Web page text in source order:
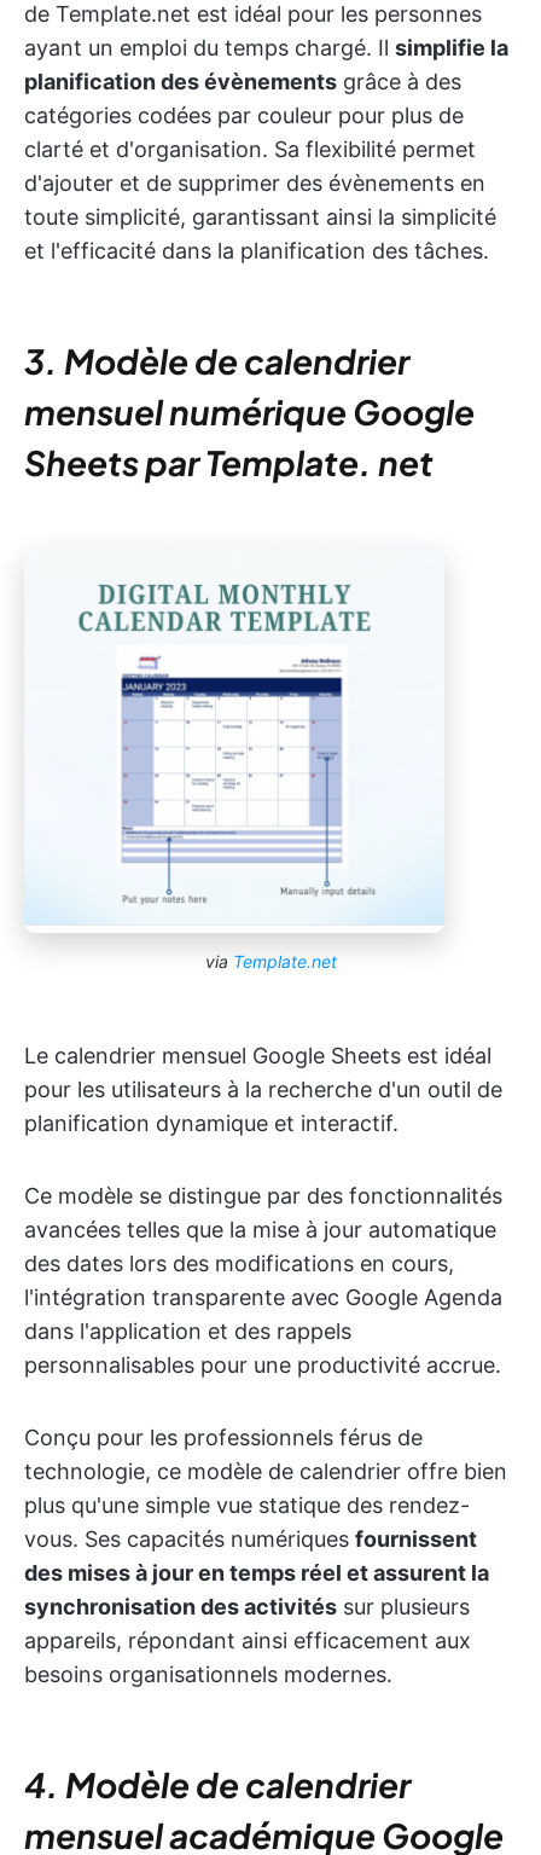
de Template.net est idéal pour les personnes
ayant un emploi du temps chargé. Il simplifie la
planification des évènements grâce à des
catégories codées par couleur pour plus de
clarté et d'organisation. Sa flexibilité permet
d'ajouter et de supprimer des évènements en
toute simplicité, garantissant ainsi la simplicité
et l'efficacité dans la planification des tâches.
3. Modèle de calendrier
mensuel numérique Google
Sheets par Template. net
via Template.net
Le calendrier mensuel Google Sheets est idéal
pour les utilisateurs à la recherche d'un outil de
planification dynamique et interactif.
Ce modèle se distingue par des fonctionnalités
avancées telles que la mise à jour automatique
des dates lors des modifications en cours,
l'intégration transparente avec Google Agenda
dans l'application et des rappels
personnalisables pour une productivité accrue.
Conçu pour les professionnels férus de
technologie, ce modèle de calendrier offre bien
plus qu'une simple vue statique des rendez-
vous. Ses capacités numériques fournissent
des mises à jour en temps réel et assurent la
synchronisation des activités sur plusieurs
appareils, répondant ainsi efficacement aux
besoins organisationnels modernes.
4. Modèle de calendrier
mensuel académique Google